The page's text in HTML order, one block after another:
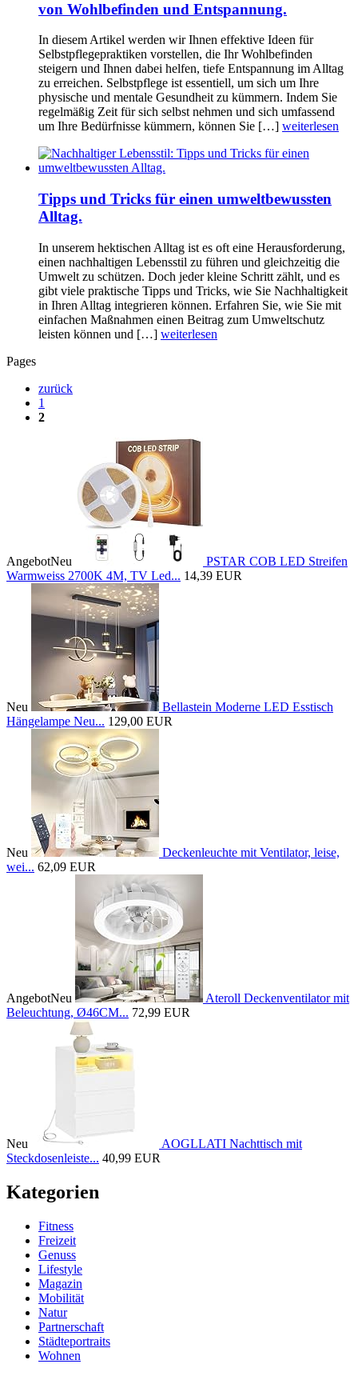
von Wohlbefinden und Entspannung.
In diesem Artikel werden wir Ihnen effektive Ideen für
Selbstpflegepraktiken vorstellen, die Ihr Wohlbefinden
steigern und Ihnen dabei helfen, tiefe Entspannung im Alltag
zu erreichen. Selbstpflege ist essentiell, um sich um Ihre
physische und mentale Gesundheit zu kümmern. Indem Sie
regelmäßig Zeit für sich selbst nehmen und sich umfassend
um Ihre Bedürfnisse kümmern, können Sie […] weiterlesen
Tipps und Tricks für einen umweltbewussten
Alltag.
In unserem hektischen Alltag ist es oft eine Herausforderung,
einen nachhaltigen Lebensstil zu führen und gleichzeitig die
Umwelt zu schützen. Doch jeder kleine Schritt zählt, und es
gibt viele praktische Tipps und Tricks, wie Sie Nachhaltigkeit
in Ihren Alltag integrieren können. Erfahren Sie, wie Sie mit
einfachen Maßnahmen einen Beitrag zum Umweltschutz
leisten können und […] weiterlesen
Pages
zurück
1
2
AngebotNeu
PSTAR COB LED Streifen
Warmweiss 2700K 4M, TV Led... 14,39 EUR
Neu
Bellastein Moderne LED Esstisch
Hängelampe Neu... 129,00 EUR
Neu
Deckenleuchte mit Ventilator, leise,
wei... 62,09 EUR
AngebotNeu
Ateroll Deckenventilator mit
Beleuchtung, Ø46CM... 72,99 EUR
Neu
AOGLLATI Nachttisch mit
Steckdosenleiste... 40,99 EUR
Kategorien
Fitness
Freizeit
Genuss
Lifestyle
Magazin
Mobilität
Natur
Partnerschaft
Städteportraits
Wohnen